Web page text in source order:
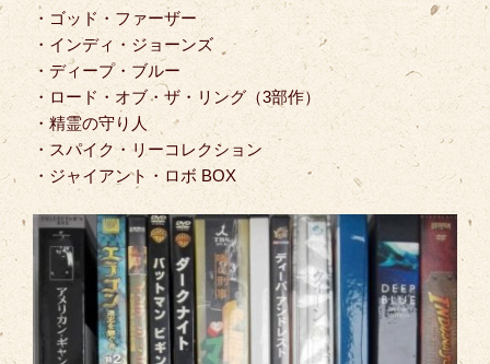
・ゴッド・ファーザー
・インディ・ジョーンズ
・ディープ・ブルー
・ロード・オブ・ザ・リング（3部作）
・精霊の守り人
・スパイク・リーコレクション
・ジャイアント・ロボ BOX